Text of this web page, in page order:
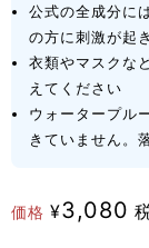
公式の全成分に
の方に刺激が起
衣類やマスクな
えてください
ウォータープル
きていません。
価格 ¥3,080